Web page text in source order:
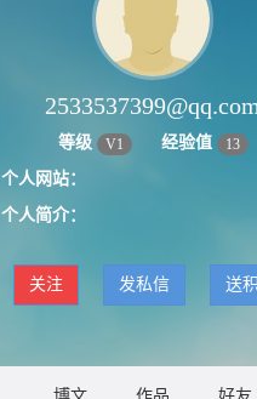
2533537399@qq.com
等级 V1 经验值 13
个人网站：
个人简介：
关注 发私信 送